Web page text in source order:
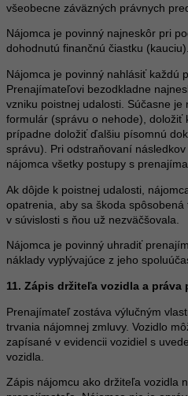
všeobecne záväzných právnych
Nájomca je povinný najneskôr pri
dohodnutú finančnú čiastku (kauciu).
Nájomca je povinný nahlásiť každú
Prenajímateľovi bezodkladne
vzniku poistnej udalosti. Súčasne je
formulár (správu o nehode), doložiť
prípadne doložiť ďalšiu písomnú
správu). Pri odstraňovaní
nájomca všetky postupy s
Ak dôjde k poistnej udalosti,
opatrenia, aby sa škoda
v súvislosti s ňou už nezväčšovala.
Nájomca je povinný uhradiť
náklady vyplývajúce z jeho
11. Zápis držiteľa vozidla a práva
Prenajímateľ zostáva výlučným
trvania nájomnej zmluvy. Vozidlo
zapísané v evidencii vozidiel s
vozidla.
Zápis nájomcu ako držiteľa vozidla